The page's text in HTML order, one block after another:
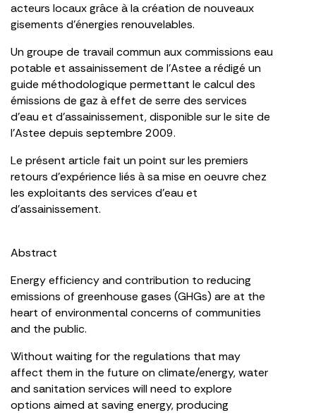
acteurs locaux grâce à la création de nouveaux
gisements d’énergies renouvelables.
Un groupe de travail commun aux commissions eau
potable et assainissement de l’Astee a rédigé un
guide méthodologique permettant le calcul des
émissions de gaz à effet de serre des services
d’eau et d’assainissement, disponible sur le site de
l’Astee depuis septembre 2009.
Le présent article fait un point sur les premiers
retours d’expérience liés à sa mise en oeuvre chez
les exploitants des services d’eau et
d’assainissement.
Abstract
Energy efficiency and contribution to reducing
emissions of greenhouse gases (GHGs) are at the
heart of environmental concerns of communities
and the public.
Without waiting for the regulations that may
affect them in the future on climate/energy, water
and sanitation services will need to explore
options aimed at saving energy, producing